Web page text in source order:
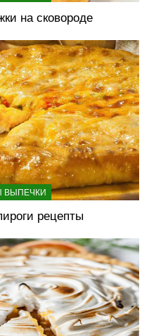
на сковороде
ВЫПЕЧКИ
рецепты